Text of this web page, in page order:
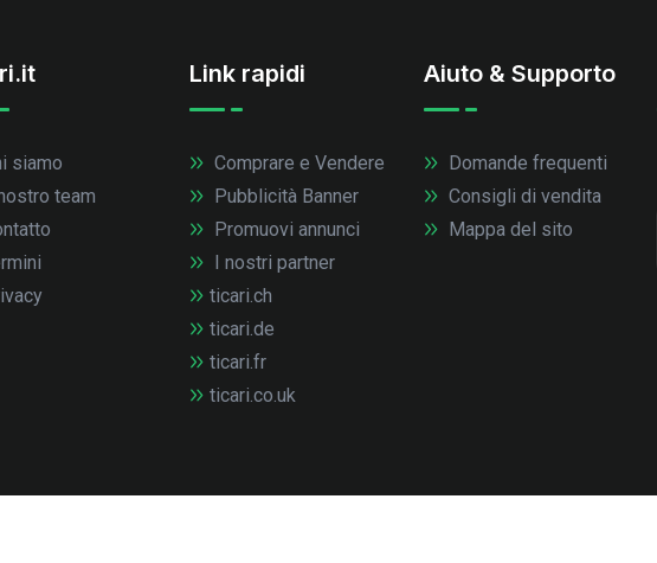
siamo
team
Link rapidi
Comprare e Vendere
Pubblicità Banner
Promuovi annunci
I nostri partner
ticari.ch
ticari.de
ticari.fr
ticari.co.uk
Aiuto & Supporto
Domande frequenti
Consigli di vendita
Mappa del sito